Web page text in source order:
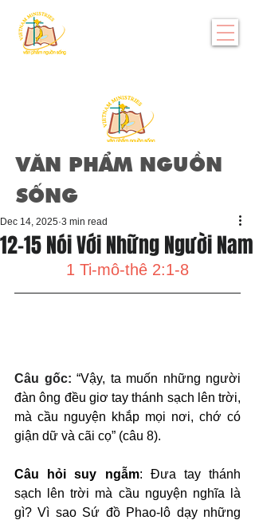
VĂN PHẨM NGUỒN
SỐNG
12-15 Nói Với Những Người Nam
Dec 14, 2025 3 min read
1 Ti-mô-thê 2:1-8
Câu gốc: “Vậy, ta muốn những người
đàn ông đều giơ tay thánh sạch lên trời,
mà cầu nguyện khắp mọi nơi, chớ có
giận dữ và cãi cọ” (câu 8).
Câu hỏi suy ngẫm: Đưa tay thánh
sạch lên trời mà cầu nguyện nghĩa là
gì? Vì sao Sứ đồ Phao-lô dạy những